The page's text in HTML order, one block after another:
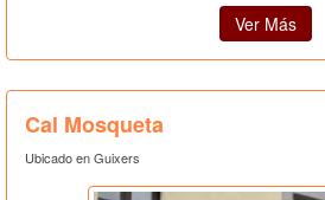
Ver Más
Cal Mosqueta
Ubicado en Guixers